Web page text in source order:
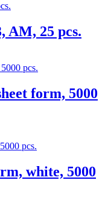
AM, 25 pcs.
form, 5000
white, 5000